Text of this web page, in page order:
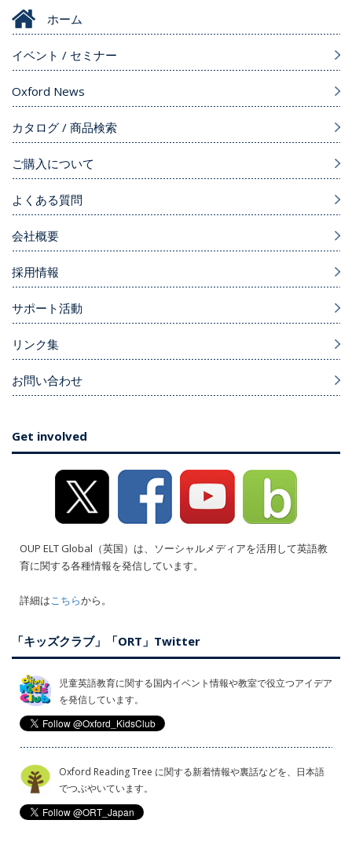
ホーム
イベント / セミナー
Oxford News
カタログ / 商品検索
ご購入について
よくある質問
会社概要
採用情報
サポート活動
リンク集
お問い合わせ
Get involved
OUP ELT Global（英国）は、ソーシャルメディアを活用して英語教
育に関する各種情報を発信しています。
詳細はこちらから。
「キッズクラブ」「ORT」Twitter
児童英語教育に関する国内イベント情報や教室で役立つアイデア
を発信しています。
Oxford Reading Tree に関する新着情報や裏話などを、日本語
でつぶやいています。